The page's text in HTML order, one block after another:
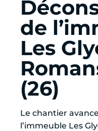
de
Les
(26)
Le chantier
l’immeuble Les